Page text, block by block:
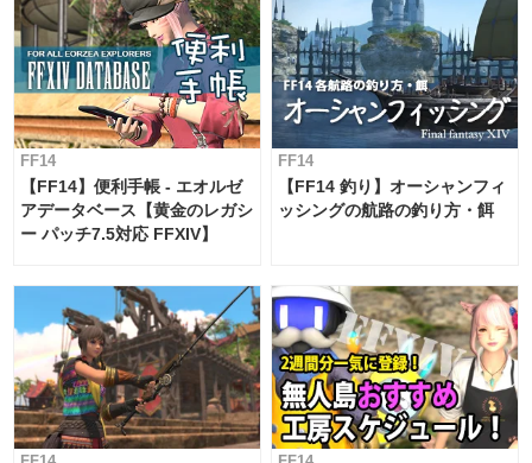
FF14
【FF14】便利手帳 - エオルゼ
アデータベース【黄金のレガシ
ー パッチ7.5対応 FFXIV】
FF14
【FF14 釣り】オーシャンフィ
ッシングの航路の釣り方・餌